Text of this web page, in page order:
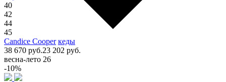
40
42
44
45
Candice Cooper кеды
38 670 руб.23 202 руб.
весна-лето 26
-10%